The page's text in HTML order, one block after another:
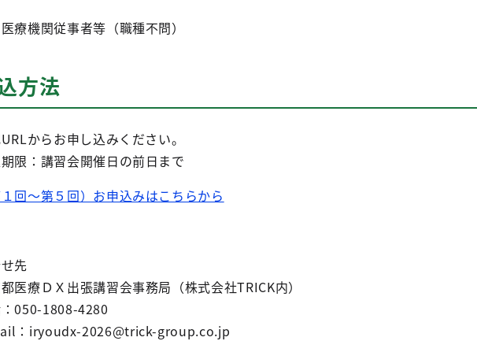
療機関従事者等（職種不問）
方法
からお申し込みください。
限：講習会開催日の前日まで
１回～第５回）お申込みはこちらから
先
医療ＤＸ出張講習会事務局（株式会社TRICK内）
050-1808-4280
：iryoudx-2026@trick-group.co.jp